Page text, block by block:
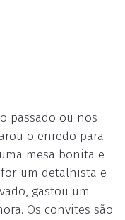
passado ou nos
o enredo para
mesa bonita e
um detalhista e
gastou um
Os convites são